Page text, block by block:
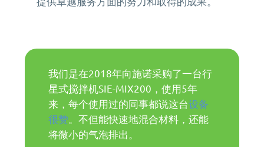
MORE+ 广州市黄埔区骏功路22号B栋4楼
我们是在2018年向施诺采购了一台行
星式搅拌机SIE-MIX200，使用5年
来，每个使用过的同事都说这台设备
很赞 。不但能快速地混合材料，还能
将微小的气泡排出。